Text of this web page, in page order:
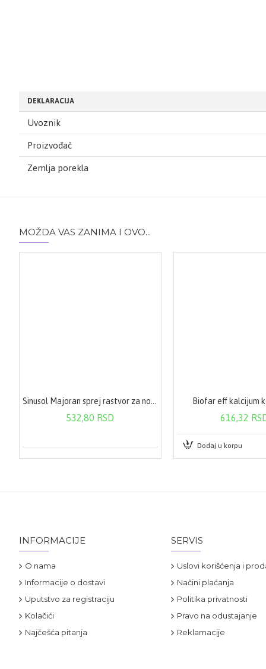
DEKLARACIJA
Uvoznik
Proizvođač
Zemlja porekla
MOŽDA VAS ZANIMA I OVO...
Sinusol Majoran sprej rastvor za nos 30ml
532,80 RSD
Biofar eff kalcijum
616,32
Dodaj u korpu
INFORMACIJE
O nama
Informacije o dostavi
Uputstvo za registraciju
Kolačići
Najčešća pitanja
SERVIS
Uslovi korišćenja i
Načini plaćanja
Politika privatnosti
Pravo na odustajanje
Reklamacije